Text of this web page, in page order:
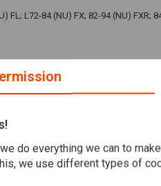
L72-84 (NU) FX; 82-94 (NU) FXR;
do everything we can to
we use different types of